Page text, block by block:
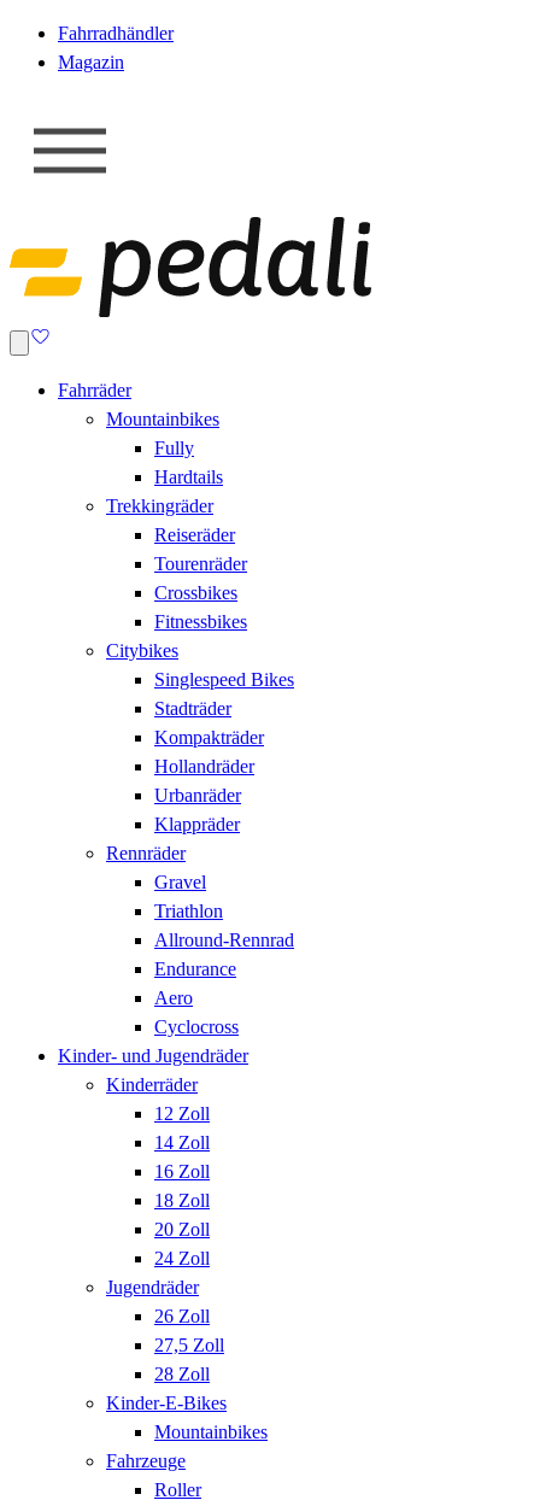
Fahrradhändler
Magazin
Fahrräder
Mountainbikes
Fully
Hardtails
Trekkingräder
Reiseräder
Tourenräder
Crossbikes
Fitnessbikes
Citybikes
Singlespeed Bikes
Stadträder
Kompakträder
Hollandräder
Urbanräder
Klappräder
Rennräder
Gravel
Triathlon
Allround-Rennrad
Endurance
Aero
Cyclocross
Kinder- und Jugendräder
Kinderräder
12 Zoll
14 Zoll
16 Zoll
18 Zoll
20 Zoll
24 Zoll
Jugendräder
26 Zoll
27,5 Zoll
28 Zoll
Kinder-E-Bikes
Mountainbikes
Fahrzeuge
Roller